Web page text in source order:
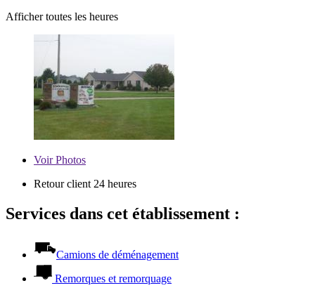
Afficher toutes les heures
VoirPhotos
Retour client 24 heures
Services dans cet établissement :
Camions de déménagement
Remorques et remorquage